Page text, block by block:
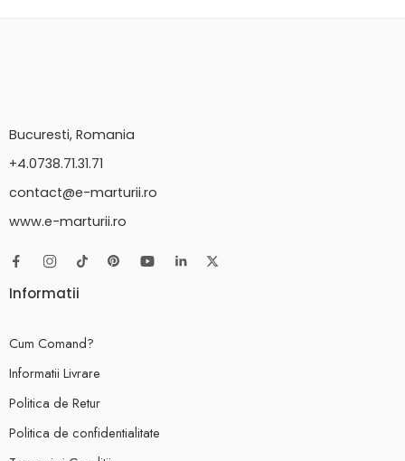
Bucuresti, Romania
+4.0738.71.31.71
contact@e-marturii.ro
www.e-marturii.ro
Informatii
Cum Comand?
Informatii Livrare
Politica de Retur
Politica de confidentialitate